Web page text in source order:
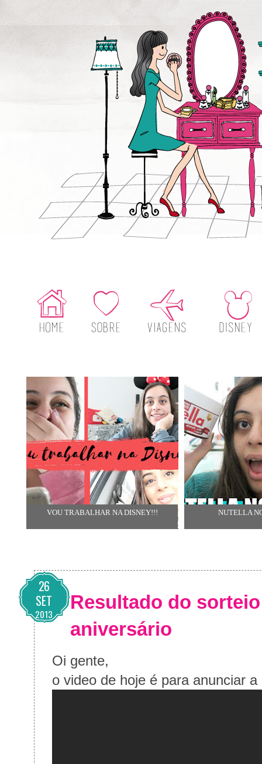
VOU TRABALHAR NA DISNEY!!! NUTELLA
26
SET
2013
Resultado do
aniversário
Oi gente,
o video de hoje é para anunciar